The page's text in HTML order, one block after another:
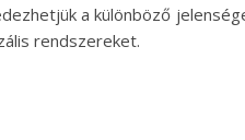
a különböző
rendszereket.